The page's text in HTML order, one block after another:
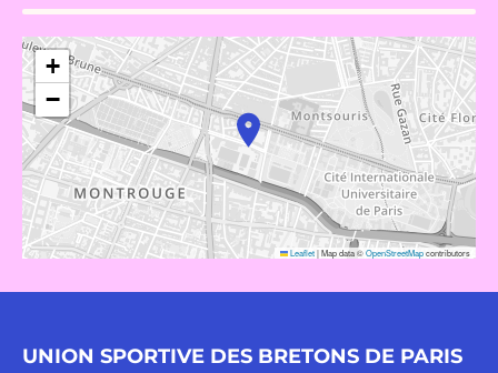
+
−
Leaflet|Map data ©OpenStreetMapcontributors
UNION SPORTIVE DES BRETONS DE PARIS